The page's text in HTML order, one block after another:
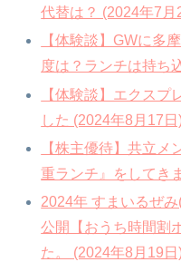
代替は？ (2024年7月
【体験談】GWに多
度は？ランチは持ち
【体験談】エクスプ
した (2024年8月17日
【株主優待】共立メ
重ランチ』をしてき
2024年 すまいるぜ
公開【おうち時間割
た。 (2024年8月19日